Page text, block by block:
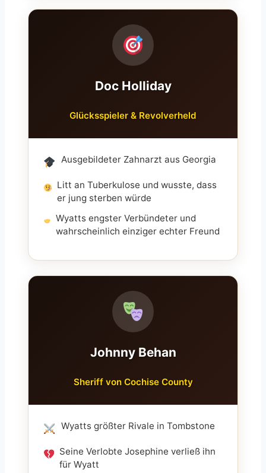
Doc Holliday
Glücksspieler & Revolverheld
Ausgebildeter Zahnarzt aus Georgia
Litt an Tuberkulose und wusste, dass
er jung sterben würde
Wyatts engster Verbündeter und
wahrscheinlich einziger echter Freund
Johnny Behan
Sheriff von Cochise County
Wyatts größter Rivale in Tombstone
Seine Verlobte Josephine verließ ihn
für Wyatt